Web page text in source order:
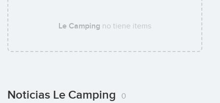
Le Camping no tiene items
Noticias Le Camping 0